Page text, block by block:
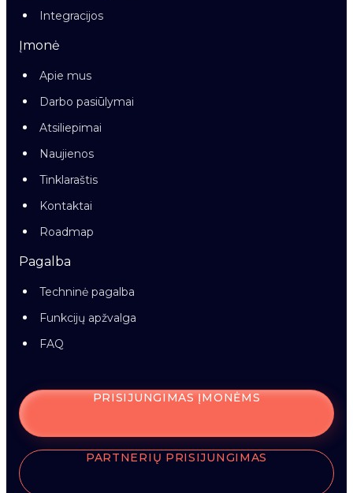
Integracijos
Įmonė
Apie mus
Darbo pasiūlymai
Atsiliepimai
Naujienos
Tinklaraštis
Kontaktai
Roadmap
Pagalba
Techninė pagalba
Funkcijų apžvalga
FAQ
PRISIJUNGIMAS ĮMONĖMS
PARTNERIŲ PRISIJUNGIMAS